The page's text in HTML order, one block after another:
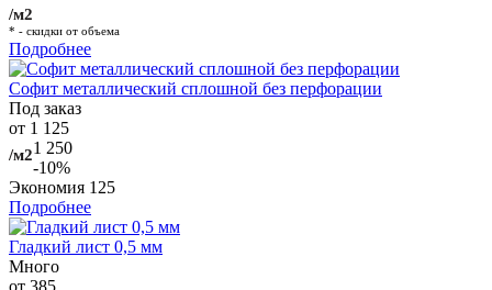
/м2
* - скидки от объема
Подробнее
Софит металлический сплошной без перфорации
Под заказ
от 1 125
/м21 250
-10%
Экономия 125
Подробнее
Гладкий лист 0,5 мм
Много
от 385